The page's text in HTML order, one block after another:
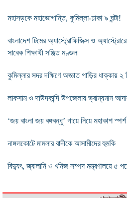
মহাসড়কে মহাভোগান্তি, কুমিল্লা-ঢাকা ৯ ঘন্টা!
বাংলাদেশ টিমের অ্যাস্ট্রোফিজিক্স ও
সাবেক শিক্ষার্থী সঞ্জিত মণ্ডল
কুমিল্লার সদর দক্ষিণে অজ্ঞাত গাড়ির ধাক্কায়
লাকসাম ও দাউদকান্দি উপজেলায় ভ্রাম্যমান
‘জয় বাংলা জয় বঙ্গবন্ধু’ গায়ে নিয়ে মহাকাশ
নাঙ্গলকোটে মামলার বাদীকে আসামীদের হুমকি
বিদ্যুৎ, জ্বালানি ও খনিজ সম্পদ মন্ত্রণালয়ে ৫